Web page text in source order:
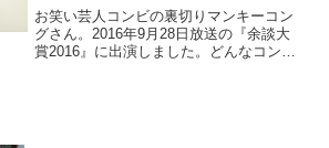
お笑い芸人コンビの裏切りマンキーコン
グさん。2016年9月28日放送の『余談大
賞2016』に出演しました。どんなコンビ